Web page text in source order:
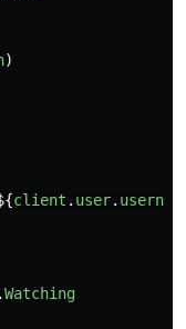
)
client . user.
.Watching